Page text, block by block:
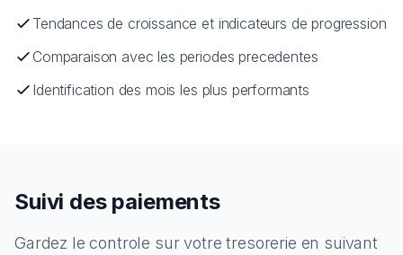
Tendances de croissance et indicateurs de progression
Comparaison avec les periodes precedentes
Identification des mois les plus performants
Suivi des paiements
Gardez le controle sur votre tresorerie en suivant